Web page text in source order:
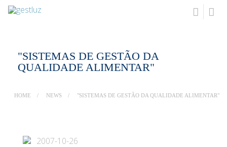
"SISTEMAS DE GESTÃO DA
QUALIDADE ALIMENTAR"
HOME NEWS "SISTEMAS DE GESTÃO DA QUALIDADE ALIMENTAR"
2007-10-26